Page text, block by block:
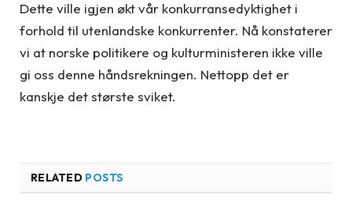
Dette ville igjen økt vår konkurransedyktighet i
forhold til utenlandske konkurrenter. Nå konstaterer
vi at norske politikere og kulturministeren ikke ville
gi oss denne håndsrekningen. Nettopp det er
kanskje det største sviket.
RELATED POSTS